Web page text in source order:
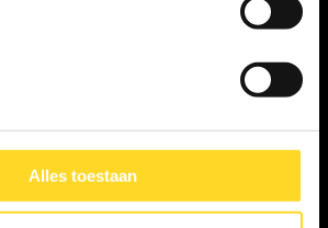
Alles toestaan